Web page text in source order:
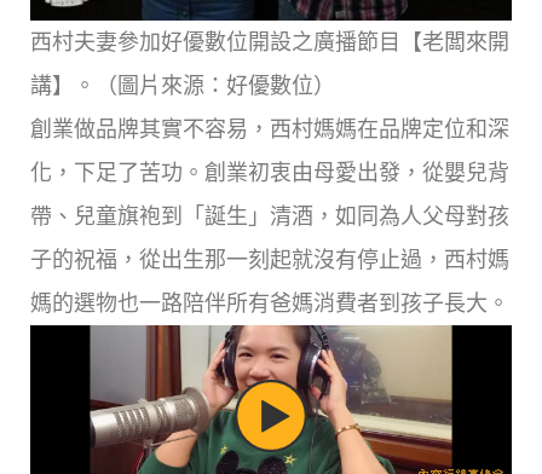
西村夫妻參加好優數位開設之廣播節目【老闆來開
講】。（圖片來源：好優數位）
創業做品牌其實不容易，西村媽媽在品牌定位和深
化，下足了苦功。創業初衷由母愛出發，從嬰兒背
帶、兒童旗袍到「誕生」清酒，如同為人父母對孩
子的祝福，從出生那一刻起就沒有停止過，西村媽
媽的選物也一路陪伴所有爸媽消費者到孩子長大。